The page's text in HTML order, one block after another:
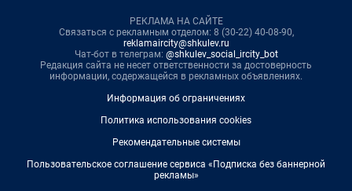
РЕКЛАМА НА САЙТЕ
Связаться с рекламным отделом: 8 (30-22) 40-08-90,
reklamaircity@shkulev.ru
Чат-бот в телеграм: @shkulev_social_ircity_bot
Редакция сайта не несет ответственности за достоверность
информации, содержащейся в рекламных объявлениях.
Информация об ограничениях
Политика использования cookies
Рекомендательные системы
Пользовательское соглашение сервиса «Подписка без баннерной
рекламы»